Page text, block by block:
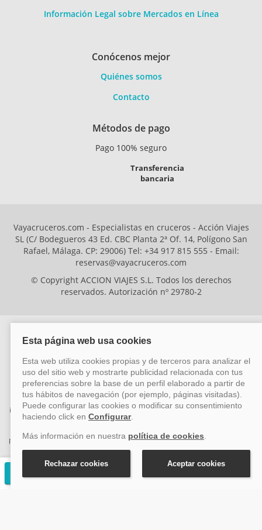
Información Legal sobre Mercados en Línea
Conócenos mejor
Quiénes somos
Contacto
Métodos de pago
Pago 100% seguro
Transferencia
bancaria
Vayacruceros.com - Especialistas en cruceros - Acción Viajes
SL (C/ Bodegueros 43 Ed. CBC Planta 2ª Of. 14, Polígono San
Rafael, Málaga. CP: 29006) Tel: +34 917 815 555 - Email:
reservas@vayacruceros.com
© Copyright ACCION VIAJES S.L. Todos los derechos
reservados. Autorización nº 29780-2
ACCION VIAJES SL ha sido beneficiaria del Fondo Europeo de Desarrollo
Regional (FEDER), cuyo objetivo es mejorar la competitividad de las pymes
mediante el impulso de la innovación, el desarrollo tecnológico, la
investigación de calidad y el uso seguro y fiable del ciberespacio. Gracias a
esta financiación, la empresa ha puesto en marcha un Plan de Acción
promoviendo la innovación y la ciberseguridad. Para ello, ha contado con el
apoyo de los programas Pyme Innova y Pyme Cibersegura de la Cámara
de Comercio de Málaga. #EuropaSeSiente